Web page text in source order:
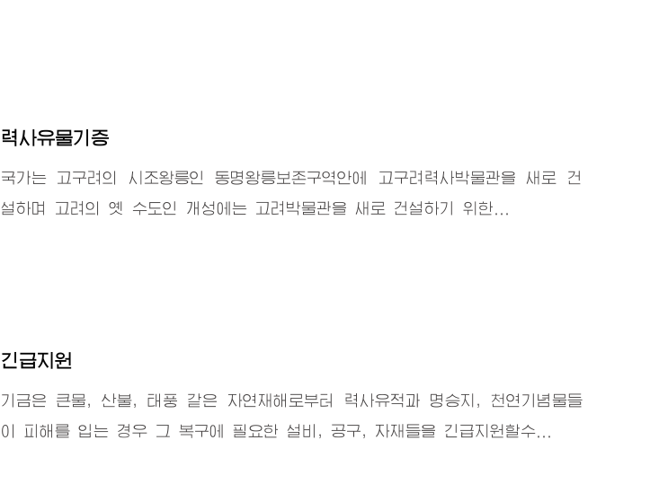
력사유물기증
국가는 고구려의 시조왕릉인 동명왕릉보존구역안에 고구려력사박물관을 새로 건
설하며 고려의 옛 수도인 개성에는 고려박물관을 새로 건설하기 위한...
긴급지원
기금은 큰물, 산불, 태풍 같은 자연재해로부터 력사유적과 명승지, 천연기념물들
이 피해를 입는 경우 그 복구에 필요한 설비, 공구, 자재들을 긴급지원할수...